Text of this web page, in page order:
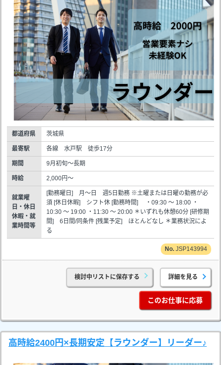
都道府県 茨城県
最寄駅 各線 水戸駅 徒歩17分
期間 9月初旬～長期
時給 2,000円～
就業曜
日・休日
休暇・就
業時間等
[勤務曜日] 月～日 週5日勤務 ※土曜または日曜の勤務が必
須 [休日休暇] シフト休 [勤務時間] ・09:30 ～ 18:00 ・
10:30 ～ 19:00 ・11:30 ～ 20:00 ＊いずれも休憩60分 [研修期
間] 6日間/同条件 [残業予定] ほとんどなし ＊業務状況によ
る
JSP143994
検討中リストに保存する 詳細を見る
このお仕事に応募
高時給2400円×長期安定【ラウンダー】リーダー♪